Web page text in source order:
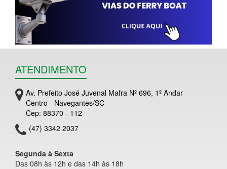
ATENDIMENTO
Av. Prefeito José Juvenal Mafra Nº 696, 1º Andar
Centro - Navegantes/SC
Cep: 88370 - 112
(47) 3342 2037
Segunda à Sexta
Das 08h às 12h e das 14h às 18h